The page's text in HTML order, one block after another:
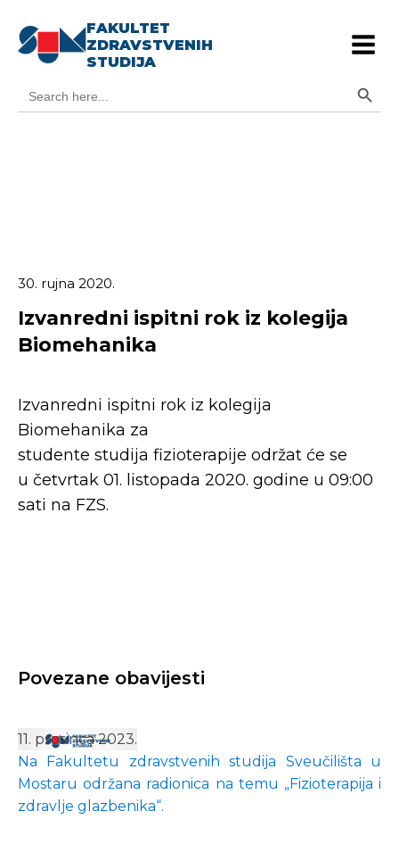
FAKULTET
ZDRAVSTVENIH
STUDIJA
for:
30. rujna 2020.
Izvanredni ispitni rok iz kolegija
Biomehanika
Izvanredni ispitni rok iz kolegija
Biomehanika za
studente studija fizioterapije održat će se
u četvrtak 01. listopada 2020. godine u 09:00
sati na FZS.
Povezane obavijesti
11. prosinca 2023.
Na Fakultetu zdravstvenih studija Sveučilišta u
Mostaru održana radionica na temu „Fizioterapija i
zdravlje glazbenika“.